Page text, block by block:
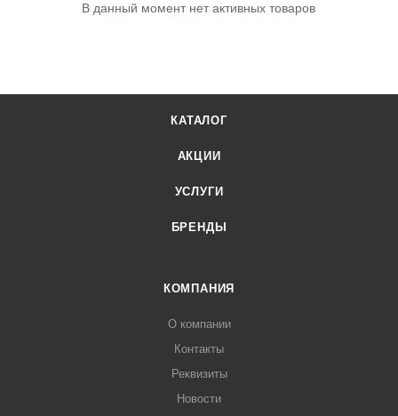
В данный момент нет активных товаров
КАТАЛОГ
АКЦИИ
УСЛУГИ
БРЕНДЫ
КОМПАНИЯ
О компании
Контакты
Реквизиты
Новости